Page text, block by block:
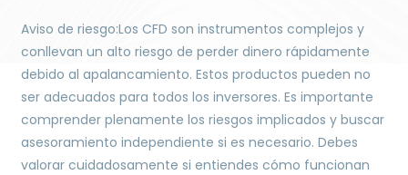
Aviso de riesgo:Los CFD son instrumentos complejos y
conllevan un alto riesgo de perder dinero rápidamente
debido al apalancamiento. Estos productos pueden no
ser adecuados para todos los inversores. Es importante
comprender plenamente los riesgos implicados y buscar
asesoramiento independiente si es necesario. Debes
valorar cuidadosamente si entiendes cómo funcionan